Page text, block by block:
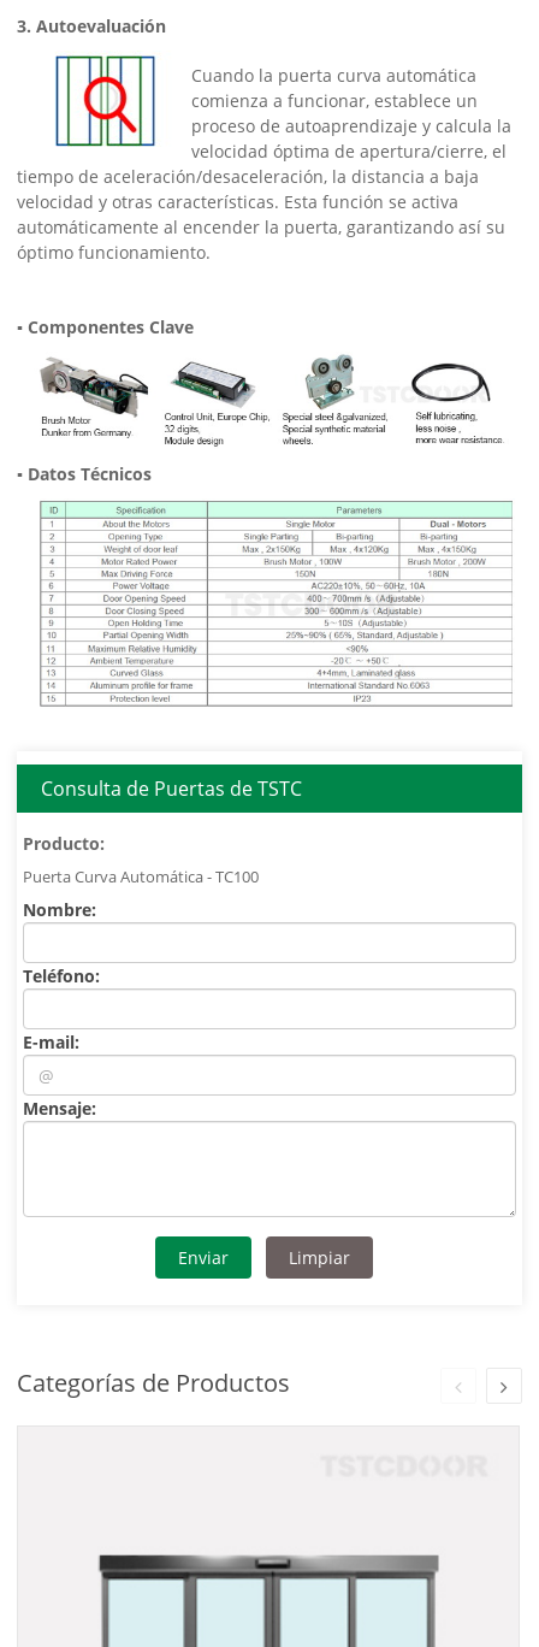
3. Autoevaluación
Cuando la puerta curva automática
comienza a funcionar, establece un
proceso de autoaprendizaje y calcula la
velocidad óptima de apertura/cierre, el
tiempo de aceleración/desaceleración, la distancia a baja
velocidad y otras características. Esta función se activa
automáticamente al encender la puerta, garantizando así su
óptimo funcionamiento.
▪ Componentes Clave
▪ Datos Técnicos
Consulta de Puertas de TSTC
Producto:
Nombre:
Teléfono:
E-mail:
Mensaje:
Enviar Limpiar
Categorías de Productos